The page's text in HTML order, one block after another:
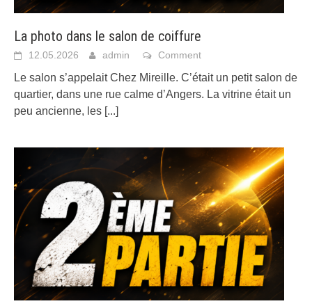
La photo dans le salon de coiffure
12.05.2026 admin Comment
Le salon s’appelait Chez Mireille. C’était un petit salon de
quartier, dans une rue calme d’Angers. La vitrine était un
peu ancienne, les [...]